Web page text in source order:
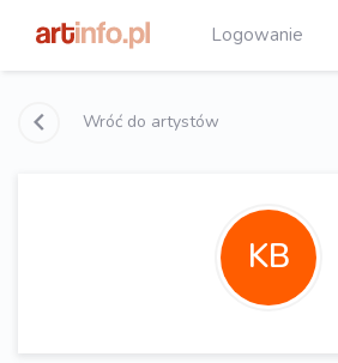
Logowanie
Wróć do artystów
KB